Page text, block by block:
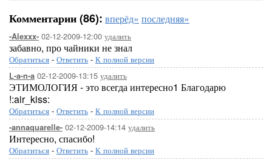
Комментарии (86): вперёд» последняя»
-Alexxx- 02-12-2009-12:00 удалить
забавно, про чайники не знал
Обратиться - Ответить - К полной версии
L-a-n-a 02-12-2009-13:15 удалить
ЭТИМОЛОГИЯ - это всегда интересно1 Благодарю
!:air_kiss:
Обратиться - Ответить - К полной версии
-annaquarelle- 02-12-2009-14:14 удалить
Интересно, спасибо!
Обратиться - Ответить - К полной версии